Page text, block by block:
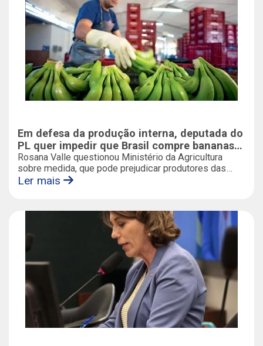
Em defesa da produção interna, deputada do
PL quer impedir que Brasil compre bananas
do exterior
Rosana Valle questionou Ministério da Agricultura
sobre medida, que pode prejudicar produtores das
regiões paulistas de Cajati e do Vale do Ribeira
Ler mais